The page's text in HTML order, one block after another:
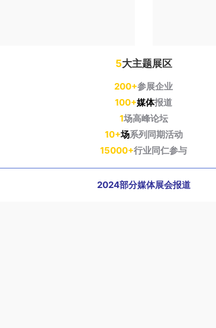
5大主题展区
200+参展企业
100+媒体报道
1场高峰论坛
10+场系列同期活动
15000+行业同仁参与
2024部分媒体展会报道